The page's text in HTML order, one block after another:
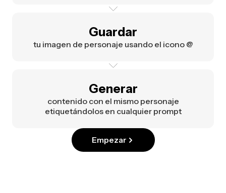
Guardar
tu imagen de personaje usando el icono @
Generar
contenido con el mismo personaje
etiquetándolos en cualquier prompt
Empezar